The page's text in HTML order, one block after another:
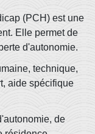
(PCH) est une
Elle permet de
d'autonomie.
technique,
aide spécifique
de